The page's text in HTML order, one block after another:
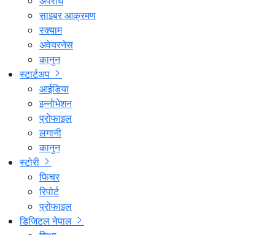
साइबर आक्रमण
स्क्याम
अवेयरनेस
कानुन
स्टार्टअप
आईडिया
इन्नोभेशन
प्रोफाइल
लगानी
कानुन
स्टोरी
फिचर
रिपोर्ट
प्रोफाइल
डिजिटल नेपाल